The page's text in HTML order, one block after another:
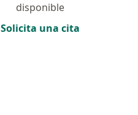
disponible
Solicita una cita